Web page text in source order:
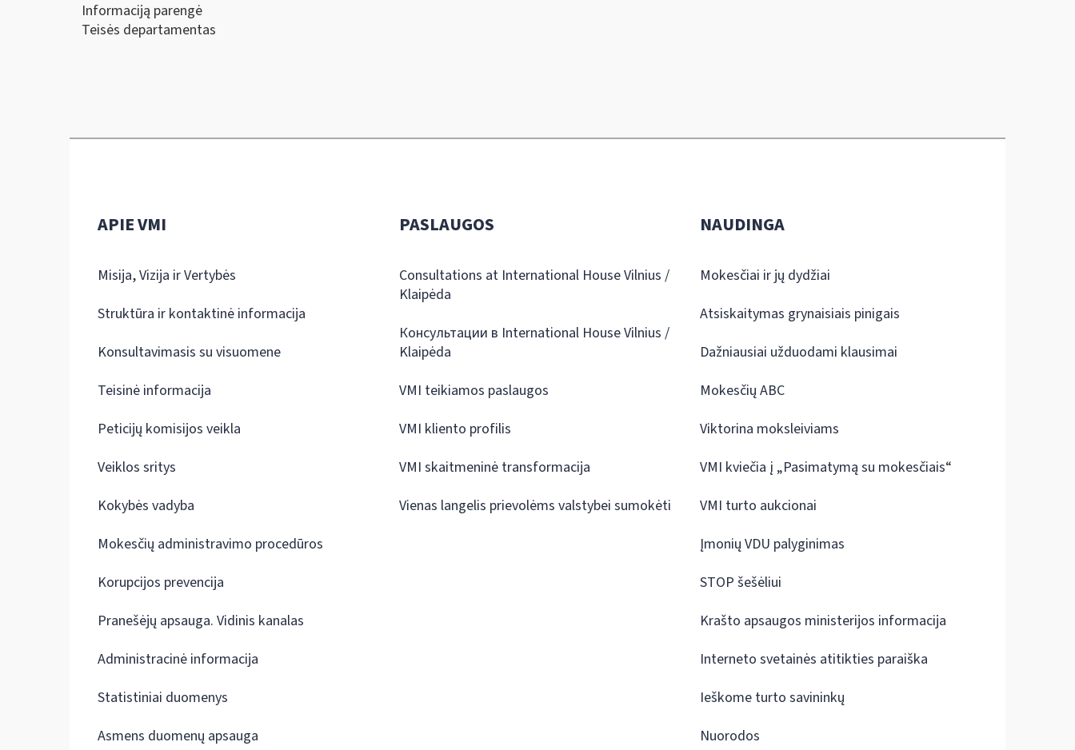
Informaciją parengė
Teisės departamentas
APIE VMI
Misija, Vizija ir Vertybės
Struktūra ir kontaktinė informacija
Konsultavimasis su visuomene
Teisinė informacija
Peticijų komisijos veikla
Veiklos sritys
Kokybės vadyba
Mokesčių administravimo procedūros
Korupcijos prevencija
Pranešėjų apsauga. Vidinis kanalas
Administracinė informacija
Statistiniai duomenys
Asmens duomenų apsauga
PASLAUGOS
Consultations at International House Vilnius /
Klaipėda
Консультации в International House Vilnius /
Klaipėda
VMI teikiamos paslaugos
VMI kliento profilis
VMI skaitmeninė transformacija
Vienas langelis prievolėms valstybei sumokėti
NAUDINGA
Mokesčiai ir jų dydžiai
Atsiskaitymas grynaisiais pinigais
Dažniausiai užduodami klausimai
Mokesčių ABC
Viktorina moksleiviams
VMI kviečia į „Pasimatymą su mokesčiais“
VMI turto aukcionai
Įmonių VDU palyginimas
STOP šešėliui
Krašto apsaugos ministerijos informacija
Interneto svetainės atitikties paraiška
Ieškome turto savininkų
Nuorodos